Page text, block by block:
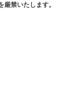
厳禁いたします。